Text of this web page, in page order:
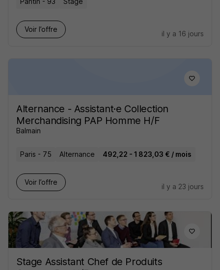
Voir l’offre
il y a 16 jours
Alternance - Assistant·e Collection
Merchandising PAP Homme H/F
Balmain
Paris - 75 Alternance 492,22 - 1 823,03 € / mois
Voir l’offre
il y a 23 jours
Stage Assistant Chef de Produits